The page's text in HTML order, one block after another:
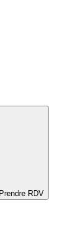
Prendre RDV